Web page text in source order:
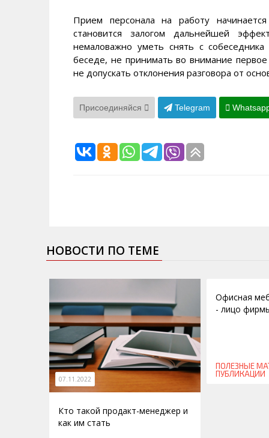
Прием персонала на работу
становится залогом дальнейшей
немаловажно уметь снять с
беседе, не принимать во внимание
не допускать отклонения разговора от
Присоединяйся Telegram
НОВОСТИ ПО ТЕМЕ
07.11.2022
Кто такой продакт-менеджер и
как им стать
Офисная
- лицо
ПОЛЕЗНЫЕ
ПУБЛИКАЦИИ